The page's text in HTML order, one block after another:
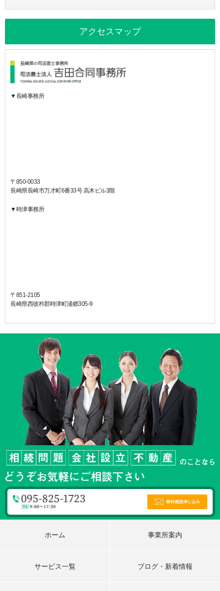
アクセスマップ
▼長崎事務所
〒850-0033
長崎県長崎市万才町6番33号 高木ビル3階
▼時津事務所
〒851-2105
長崎県西彼杵郡時津町浦郷305-9
ホーム 事業所案内
サービス一覧 ブログ・新着情報